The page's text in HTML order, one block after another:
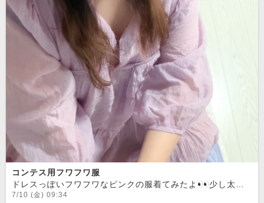
コンテス用フワフワ服
ドレスっぽいフワフワなピンクの服着てみたよ
少し太っちゃった
7/10 (金) 09:34